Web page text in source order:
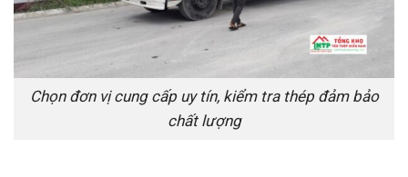
Chọn đơn vị cung cấp uy tín, kiểm tra thép đảm bảo
chất lượng